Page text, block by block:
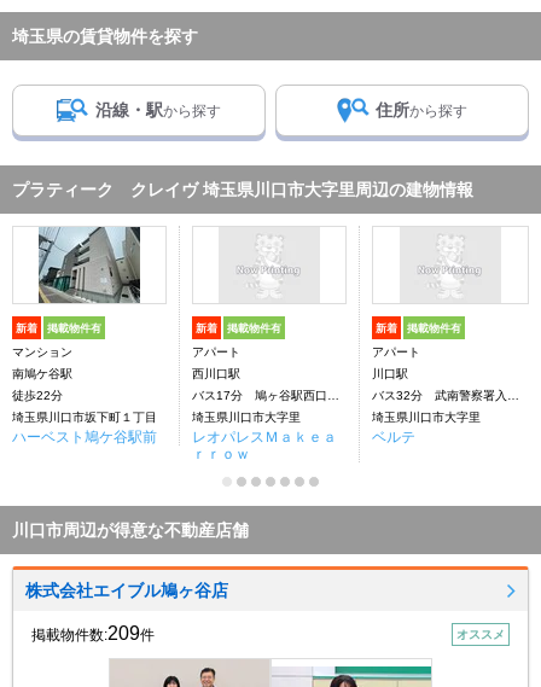
埼玉県の賃貸物件を探す
沿線・駅から探す 住所から探す
プラティーク クレイヴ 埼玉県川口市大字里周辺の建物情報
新着 掲載物件有
マンション
南鳩ケ谷駅
徒歩22分
埼玉県川口市坂下町１丁目
ハーベスト鳩ケ谷駅前
新着 掲載物件有
アパート
西川口駅
バス17分 鳩ヶ谷駅西口下車：停歩3分
埼玉県川口市大字里
レオパレスＭａｋｅａ
ｒｒｏｗ
新着 掲載物件有
アパート
川口駅
バス32分 武南警察署入口下車：停歩3分
埼玉県川口市大字里
ベルテ
川口市周辺が得意な不動産店舗
株式会社エイブル鳩ヶ谷店
掲載物件数:209件 オススメ